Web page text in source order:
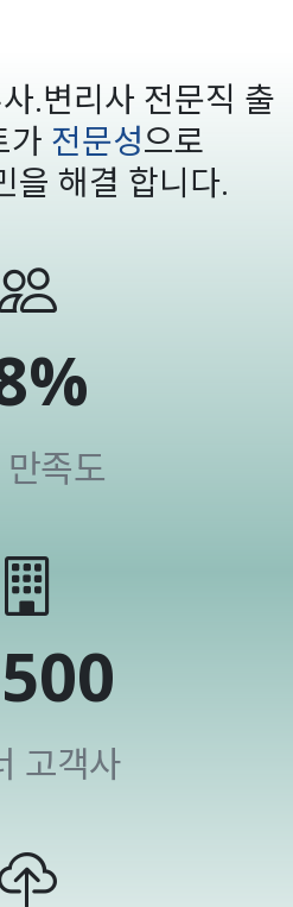
.변리사 전문직 출
가 전문성으로
을 해결 합니다.
%
족도
고객사